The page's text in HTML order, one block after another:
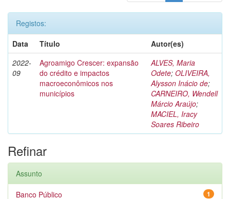
Registos:
Data
Título
Autor(es)
2022-
09
Agroamigo Crescer: expansão
do crédito e impactos
macroeconômicos nos
municípios
ALVES, Maria
Odete; OLIVEIRA,
Alysson Inácio de;
CARNEIRO, Wendell
Márcio Araújo;
MACIEL, Iracy
Soares Ribeiro
Refinar
Assunto
1
Banco Público